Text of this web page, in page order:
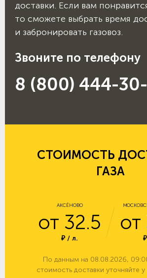
доставки. Если вам
то сможете выбрать время
и забронировать газовоз.
Звоните по телефону
8 (800) 444-
СТОИМОСТЬ
ГАЗА
АКСЁНОВО
от 32.5
₽ / л.
от
По данным на 08.08.2026,
стоимость доставки уточняйте